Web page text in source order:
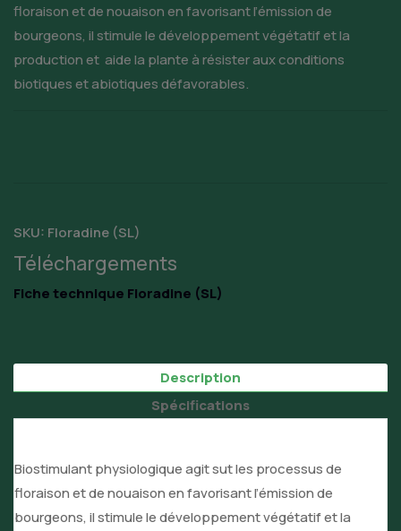
floraison et de nouaison en favorisant l’émission de
bourgeons, il stimule le développement végétatif et la
production et aide la plante à résister aux conditions
biotiques et abiotiques défavorables.
SKU: Floradine (SL)
Téléchargements
Fiche technique Floradine (SL)
Description
Spécifications
Biostimulant physiologique agit sut les processus de
floraison et de nouaison en favorisant l’émission de
bourgeons, il stimule le développement végétatif et la